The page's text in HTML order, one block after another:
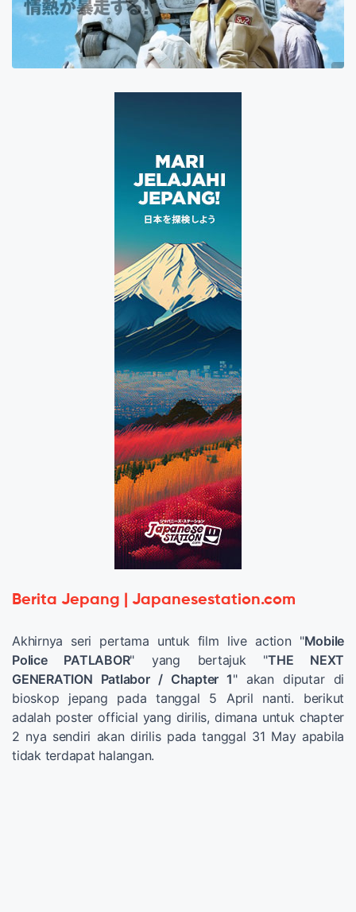
Berita Jepang | Japanesestation.com
Akhirnya seri pertama untuk film live action "Mobile
Police PATLABOR" yang bertajuk "THE NEXT
GENERATION Patlabor / Chapter 1" akan diputar di
bioskop jepang pada tanggal 5 April nanti. berikut
adalah poster official yang dirilis, dimana untuk chapter
2 nya sendiri akan dirilis pada tanggal 31 May apabila
tidak terdapat halangan.